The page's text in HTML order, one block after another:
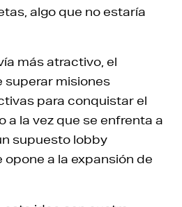
algo que no estaría
más atractivo, el
superar misiones
para conquistar el
a la vez que se enfrenta a
supuesto lobby
a la expansión de